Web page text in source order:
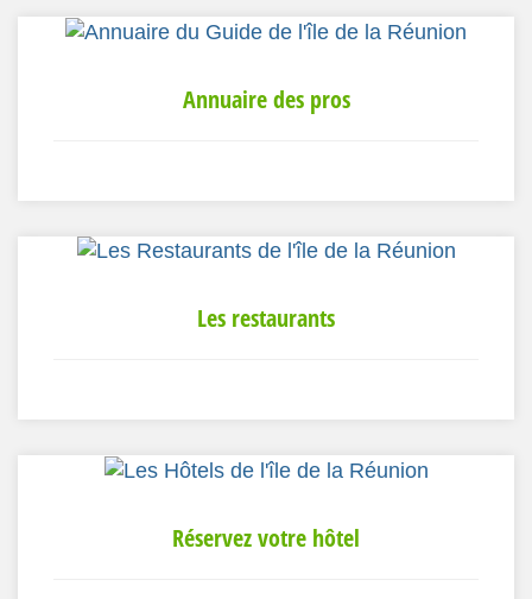
Annuaire des pros
Les restaurants
Réservez votre hôtel